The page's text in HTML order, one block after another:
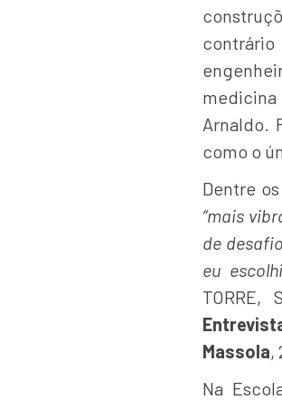
Arnaldo.
como o
Dentre
“mais
de
eu
Massola,
Na